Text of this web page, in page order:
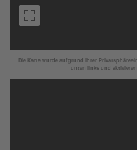
Die Karte wurde aufgrund Ihrer
unten links und aktivieren